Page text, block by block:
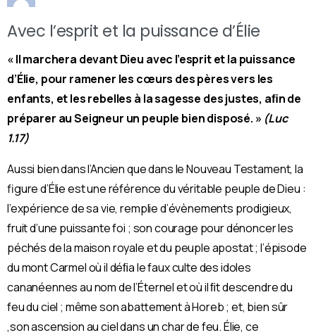
Avec l’esprit et la puissance d’Élie
« Il marchera devant Dieu avec l’esprit et la puissance
d’Élie, pour ramener les cœurs des pères vers les
enfants, et les rebelles à la sagesse des justes, aﬁn de
préparer au Seigneur un peuple bien disposé. » (Luc
1.17)
Aussi bien dans l’Ancien que dans le Nouveau Testament, la
figure d’Élie est une référence du véritable peuple de Dieu :
l’expérience de sa vie, remplie d’évènements prodigieux,
fruit d’une puissante foi ; son courage pour dénoncer les
péchés de la maison royale et du peuple apostat ; l’épisode
du mont Carmel où il déﬁa le faux culte des idoles
cananéennes au nom de l’Éternel et où il ﬁt descendre du
feu du ciel ; même son abattement à Horeb ; et, bien sûr
,son ascension au ciel dans un char de feu. Élie, ce